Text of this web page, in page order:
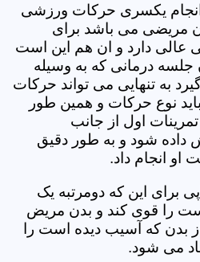
انجام یکسری حرکات ورزشی
مریضی می باشد برای
عالی دارد و ان هم این است
جلسه درمانی که به وسیله
به تنهایی می تواند حرکات
باید نوع حرکات و همین طور
اول از جانب
داده شود و به طور دقیق
او انجام داد.
برای این که دومرتبه یک
را قوی کند و بدن مریض
بدن که آسیب دیده است را
می شود.